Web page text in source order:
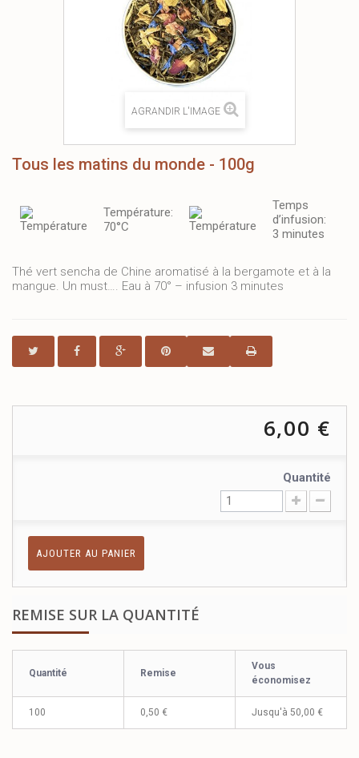
AGRANDIR L'IMAGE
Tous les matins du monde - 100g
Température:
70°C
Temps
d’infusion:
3 minutes
Thé vert sencha de Chine aromatisé à la bergamote et à la
mangue. Un must…. Eau à 70° – infusion 3 minutes
6,00 €
Quantité
AJOUTER AU PANIER
REMISE SUR LA QUANTITÉ
Quantité Remise
Vous
économisez
100 0,50 € Jusqu'à 50,00 €